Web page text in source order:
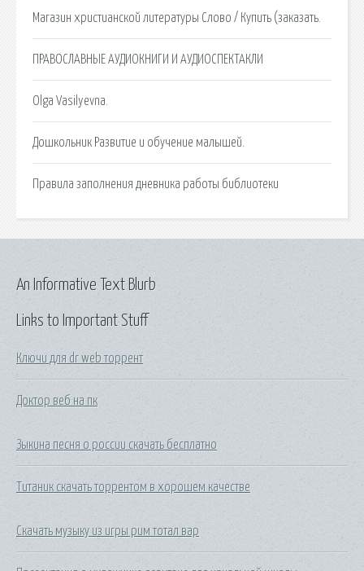
Магазин христианской литературы Слово / Купить (заказать.
ПРАВОСЛАВНЫЕ АУДИОКНИГИ И АУДИОСПЕКТАКЛИ
Olga Vasilyevna.
Дошкольник Развитие и обучение малышей.
Правила заполнения дневника работы библиотеки
Links to Important Stuff
Ключи для dr web торрент
Доктор веб на пк
Зыкина песня о россии скачать бесплатно
Титаник скачать торрентом в хорошем качестве
Скачать музыку из игры рим тотал вар
An Informative Text Blurb